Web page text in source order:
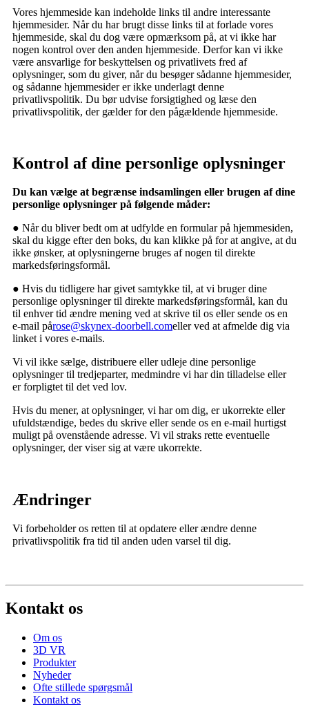
Vores hjemmeside kan indeholde links til andre interessante
hjemmesider. Når du har brugt disse links til at forlade vores
hjemmeside, skal du dog være opmærksom på, at vi ikke har
nogen kontrol over den anden hjemmeside. Derfor kan vi ikke
være ansvarlige for beskyttelsen og privatlivets fred af
oplysninger, som du giver, når du besøger sådanne hjemmesider,
og sådanne hjemmesider er ikke underlagt denne
privatlivspolitik. Du bør udvise forsigtighed og læse den
privatlivspolitik, der gælder for den pågældende hjemmeside.
Kontrol af dine personlige oplysninger
Du kan vælge at begrænse indsamlingen eller brugen af ​​dine
personlige oplysninger på følgende måder:
● Når du bliver bedt om at udfylde en formular på hjemmesiden,
skal du kigge efter den boks, du kan klikke på for at angive, at du
ikke ønsker, at oplysningerne bruges af nogen til direkte
markedsføringsformål.
● Hvis du tidligere har givet samtykke til, at vi bruger dine
personlige oplysninger til direkte markedsføringsformål, kan du
til enhver tid ændre mening ved at skrive til os eller sende os en
e-mail pårose@skynex-doorbell.comeller ved at afmelde dig via
linket i vores e-mails.
Vi vil ikke sælge, distribuere eller udleje dine personlige
oplysninger til tredjeparter, medmindre vi har din tilladelse eller
er forpligtet til det ved lov.
Hvis du mener, at oplysninger, vi har om dig, er ukorrekte eller
ufuldstændige, bedes du skrive eller sende os en e-mail hurtigst
muligt på ovenstående adresse. Vi vil straks rette eventuelle
oplysninger, der viser sig at være ukorrekte.
Ændringer
Vi forbeholder os retten til at opdatere eller ændre denne
privatlivspolitik fra tid til anden uden varsel til dig.
Kontakt os
Om os
3D VR
Produkter
Nyheder
Ofte stillede spørgsmål
Kontakt os